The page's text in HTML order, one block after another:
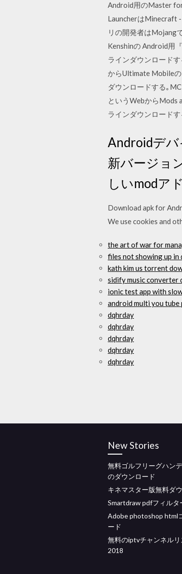
Android用のMaster
LauncherはMinecraft
リの開発者はMojang
Kenshinの Android用
ラインダウンロード
からUltimate Mobile
ダウンロードする｡
というWebからMods
ラインダウンロード
Androidデバ
新バージョ
しいmodア
Download apk for
We use cookies and
the art of war for
files not showing up in
kath kim us torrent
sidify music converter
ionic test app with
android multi you
dqhrday
dqhrday
dqhrday
dqhrday
dqhrday
New Stories
無料ゴルフリーグハン
のダウンロード
キネマスター版無料ダ
Smartdraw pdfフィルタ
Adobe photoshop html
ード
無料のiptvチャンネル
2018